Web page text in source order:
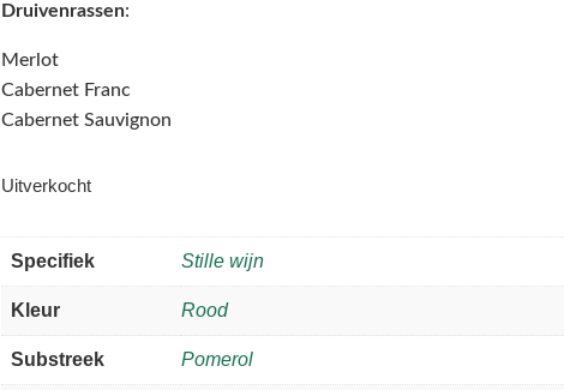
Druivenrassen:
Merlot
Cabernet Franc
Cabernet Sauvignon
Uitverkocht
Specifiek Stille wijn
Kleur Rood
Substreek Pomerol